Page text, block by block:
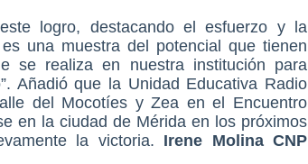
logro, destacando el esfuerzo y la
una muestra del potencial que tienen
se realiza en nuestra institución para
Añadió que la Unidad Educativa Radio
del Mocotíes y Zea en el Encuentro
en la ciudad de Mérida en los próximos
la victoria. Irene Molina CNP